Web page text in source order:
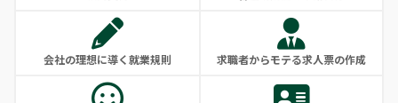
会社の理想に導く就業規則 求職者からモテる求人票の作成